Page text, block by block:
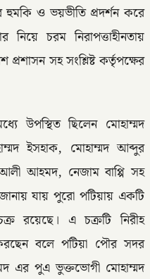
হুমকি ও ভয়ভীতি প্রদর্শন করে
চরম নিরাপত্তাহীনতায়
সহ সংশ্লিষ্ট কর্তৃপক্ষের
উপস্থিত ছিলেন মোহাম্মদ
ইসহাক, মোহাম্মদ আব্দুর
আহমদ, নেজাম বাপ্পি সহ
যায় পুরো পটিয়ায় একটি
রয়েছে। এ চক্রটি নিরীহ
বলে পটিয়া পৌর সদর
এর পুএ ভুক্তভোগী মোহাম্মদ